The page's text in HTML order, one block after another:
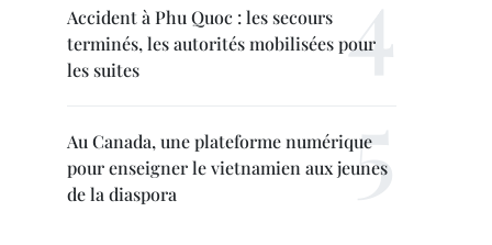
Accident à Phu Quoc : les secours
terminés, les autorités mobilisées pour
les suites
Au Canada, une plateforme numérique
pour enseigner le vietnamien aux jeunes
de la diaspora